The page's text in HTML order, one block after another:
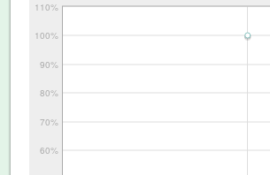
60%
70%
80%
90%
100%
110%